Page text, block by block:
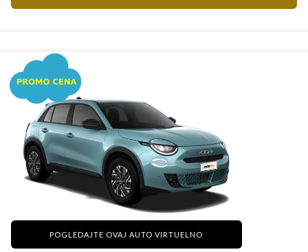
POGLEDAJTE OVAJ AUTO VIRTUELNO